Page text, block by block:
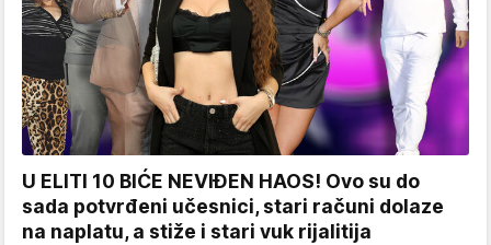
U ELITI 10 BIĆE NEVIĐEN HAOS! Ovo su do
sada potvrđeni učesnici, stari računi dolaze
na naplatu, a stiže i stari vuk rijalitija